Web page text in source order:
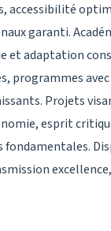
accessibilité
garanti.
et adaptation
programmes
Projets
esprit